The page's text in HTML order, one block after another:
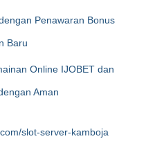
Penawaran Bonus
Baru
Online IJOBET dan
Aman
slot-server-kamboja